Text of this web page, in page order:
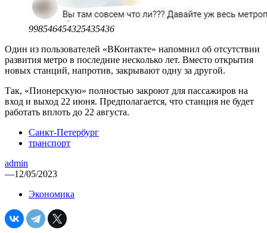
998546454325435436
Один из пользователей «ВКонтакте» напомнил об отсутствии
развития метро в последние несколько лет. Вместо открытия
новых станций, напротив, закрывают одну за другой.
Так, «Пионерскую» полностью закроют для пассажиров на
вход и выход 22 июня. Предполагается, что станция не будет
работать вплоть до 22 августа.
Санкт-Петербург
транспорт
admin
—12/05/2023
Экономика